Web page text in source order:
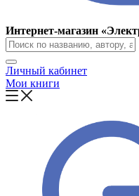
Интернет-магазин
Личный кабинет
Мои книги